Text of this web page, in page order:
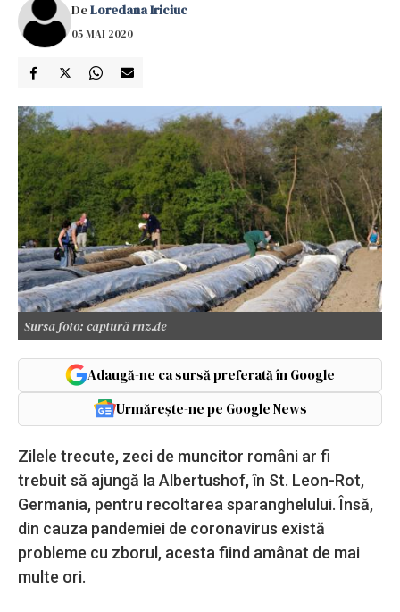
DeLoredana Iriciuc
05 MAI 2020
Sursa foto: captură rnz.de
Adaugă-ne ca sursă preferată în Google
Urmărește-ne pe Google News
Zilele trecute, zeci de muncitor români ar fi
trebuit să ajungă la Albertushof, în St. Leon-Rot,
Germania, pentru recoltarea sparanghelului. Însă,
din cauza pandemiei de coronavirus există
probleme cu zborul, acesta fiind amânat de mai
multe ori.